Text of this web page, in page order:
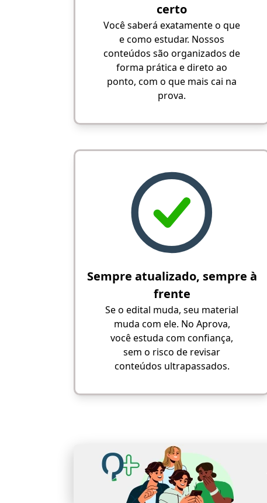
certo
Você saberá exatamente o que
e como estudar. Nossos
conteúdos são organizados de
forma prática e direto ao
ponto, com o que mais cai na
prova.
Sempre atualizado, sempre à
frente
Se o edital muda, seu material
muda com ele. No Aprova,
você estuda com confiança,
sem o risco de revisar
conteúdos ultrapassados.